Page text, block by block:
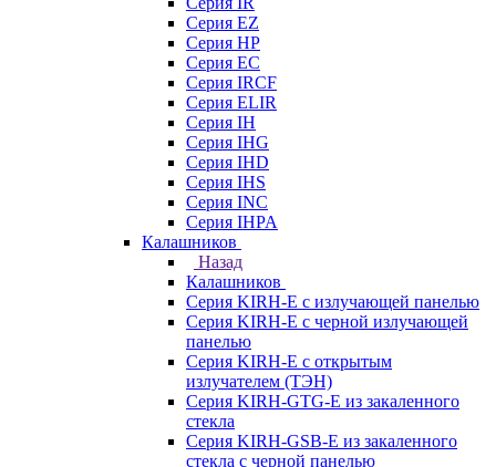
Серия EZ
Серия HP
Серия EC
Серия IRCF
Серия ELIR
Серия IH
Серия IHG
Серия IHD
Серия IHS
Серия INC
Серия IHPA
Калашников
Назад
Калашников
Серия KIRH-E с излучающей панелью
Серия KIRH-E с черной излучающей
панелью
Серия KIRH-E с открытым
излучателем (ТЭН)
Серия KIRH-GTG-E из закаленного
стекла
Серия KIRH-GSB-E из закаленного
стекла с черной панелью